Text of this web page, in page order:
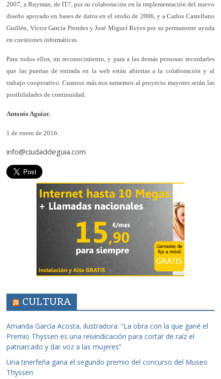
2007, a Ruyman, de IT7, por su colaboración en la implementación del nuevo
diseño apoyado en bases de datos en el otoño de 2006, y a Carlos Castellano
Guillén, Víctor García Prendes y José Miguel Reyes por su permanente ayuda
en cuestiones informáticas.
Para todos ellos, mi reconocimiento, y para a las demás personas recordarles
que las puertas de entrada en la web están abiertas a la colaboración y al
trabajo cooperativo. Cuantos más nos sumemos al proyecto mayores serán las
posibilidades de continuidad.
Antonio Aguiar.
1 de enero de 2016.
info@ciudaddeguia.com
CULTURA
Amanda García Acosta, ilustradora: “La obra con la que gané el
Premio Thyssen es una reivindicación para cortar de raíz el
patriarcado y dar voz a las mujeres”
Una tinerfeña gana el segundo premio del concurso del Museo
Thyssen